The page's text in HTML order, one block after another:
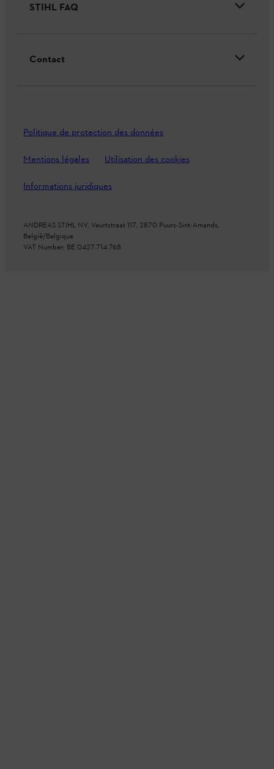
STIHL FAQ
Contact
Politique de protection des données
Mentions légales Utilisation des cookies
Informations juridiques
ANDREAS STIHL NV, Veurtstraat 117, 2870 Puurs-Sint-Amands,
België/Belgique
VAT Number: BE 0427.714.768